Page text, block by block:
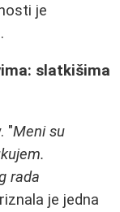
je
slatkišima
"Meni su
rada
je jedna